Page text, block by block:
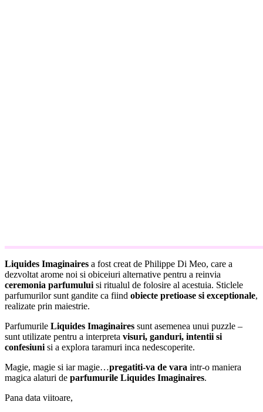
Liquides Imaginaires a fost creat de Philippe Di Meo, care a
dezvoltat arome noi si obiceiuri alternative pentru a reinvia
ceremonia parfumului si ritualul de folosire al acestuia. Sticlele
parfumurilor sunt gandite ca fiind obiecte pretioase si exceptionale,
realizate prin maiestrie.
Parfumurile Liquides Imaginaires sunt asemenea unui puzzle –
sunt utilizate pentru a interpreta visuri, ganduri, intentii si
confesiuni si a explora taramuri inca nedescoperite.
Magie, magie si iar magie…pregatiti-va de vara intr-o maniera
magica alaturi de parfumurile Liquides Imaginaires.
Pana data viitoare,